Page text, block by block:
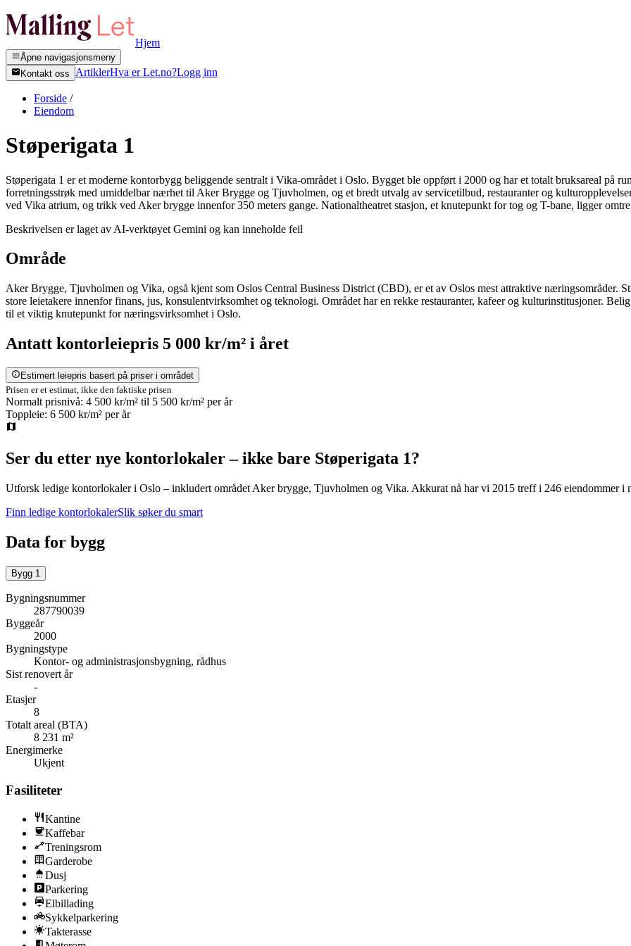
Hjem
Åpne navigasjonsmeny
Kontakt oss
ArtiklerHva er Let.no?Logg inn
Forside /
Eiendom
Støperigata 1
Støperigata 1 er et moderne kontorbygg beliggende sentralt i Vika-området i Oslo. Bygget ble oppført i 2000 og har et totalt bruksareal på
forretningsstrøk med umiddelbar nærhet til Aker Brygge og Tjuvholmen, og et bredt utvalg av servicetilbud, restauranter og
ved Vika atrium, og trikk ved Aker brygge innenfor 350 meters gange. Nationaltheatret stasjon, et knutepunkt for tog og T-bane, ligger
Beskrivelsen er laget av AI-verktøyet Gemini og kan inneholde feil
Område
Aker Brygge, Tjuvholmen og Vika, også kjent som Oslos Central Business District (CBD), er et av Oslos mest attraktive næringsområder.
store leietakere innenfor finans, jus, konsulentvirksomhet og teknologi. Området har en rekke restauranter, kafeer og kulturinstitusjoner.
til et viktig knutepunkt for næringsvirksomhet i Oslo.
Antatt kontorleiepris 5 000 kr/m² i året
Estimert leiepris basert på priser i området
Prisen er et estimat, ikke den faktiske prisen
Normalt prisnivå: 4 500 kr/m² til 5 500 kr/m² per år
Toppleie: 6 500 kr/m² per år
Ser du etter nye kontorlokaler – ikke bare Støperigata 1?
Utforsk ledige kontorlokaler i Oslo – inkludert området Aker brygge, Tjuvholmen og Vika. Akkurat nå har vi 2015 treff i 246 eiendommer i
Finn ledige kontorlokalerSlik søker du smart
Data for bygg
Bygg 1
Bygningsnummer
287790039
Byggeår
2000
Bygningstype
Kontor- og administrasjonsbygning, rådhus
Sist renovert år
-
Etasjer
8
Totalt areal (BTA)
8 231 m²
Energimerke
Ukjent
Fasiliteter
Kantine
Kaffebar
Treningsrom
Garderobe
Dusj
Parkering
Elbillading
Sykkelparkering
Takterasse